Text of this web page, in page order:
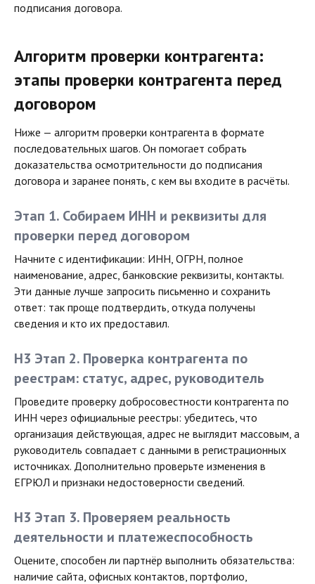
подписания договора.
Алгоритм проверки контрагента:
этапы проверки контрагента перед
договором
Ниже — алгоритм проверки контрагента в формате
последовательных шагов. Он помогает собрать
доказательства осмотрительности до подписания
договора и заранее понять, с кем вы входите в расчёты.
Этап 1. Собираем ИНН и реквизиты для
проверки перед договором
Начните с идентификации: ИНН, ОГРН, полное
наименование, адрес, банковские реквизиты, контакты.
Эти данные лучше запросить письменно и сохранить
ответ: так проще подтвердить, откуда получены
сведения и кто их предоставил.
H3 Этап 2. Проверка контрагента по
реестрам: статус, адрес, руководитель
Проведите проверку добросовестности контрагента по
ИНН через официальные реестры: убедитесь, что
организация действующая, адрес не выглядит массовым, а
руководитель совпадает с данными в регистрационных
источниках. Дополнительно проверьте изменения в
ЕГРЮЛ и признаки недостоверности сведений.
H3 Этап 3. Проверяем реальность
деятельности и платежеспособность
Оцените, способен ли партнёр выполнить обязательства:
наличие сайта, офисных контактов, портфолио,